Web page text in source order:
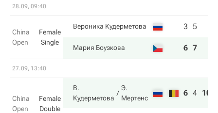
28.09, 09:40
China
Open
Female
Single
Вероника Кудерметова 3 5
Мария Боузкова 6 7
27.09, 13:40
China
Open
Female
Double
В.
Кудерметова
Э.
Мертенс
6 4 10